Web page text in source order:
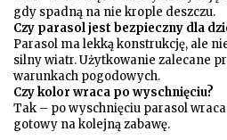
gdy spadną na nie krople deszczu.
Czy parasol jest bezpieczny dla
Parasol ma lekką konstrukcję, ale
silny wiatr. Użytkowanie zalecane
warunkach pogodowych.
Czy kolor wraca po wyschnięciu?
Tak – po wyschnięciu parasol
gotowy na kolejną zabawę.